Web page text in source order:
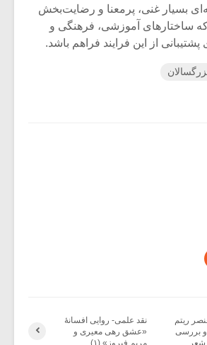
بسیار غنی، پرمعنا و رضایت‌بخش
ساختارهای آموزشی، فرهنگی و
پشتیبانی از این فرایند فراهم باشد.
نقد علمی- روایی افسانهٔ
«عشق رهی معیری و
مریم فیروز» (۱)
ریتم
بررسی
شعر